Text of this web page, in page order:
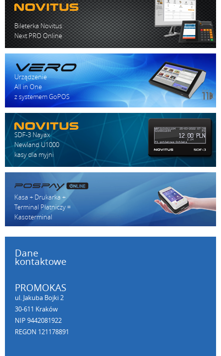
Bileterka Novitus
Next PRO Online
Urządzenie
All in One
z systemem GoPOS
SDF-3 Nayax
Newland U1000
kasy dla myjni
Kasa + Drukarka +
Terminal Płatniczy =
Kasoterminal
Dane
kontaktowe
PROMOKAS
ul. Jakuba Bojki 2
30-611 Kraków
NIP 9442081922
REGON 121178891